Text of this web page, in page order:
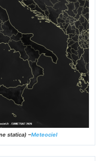
statica) –Meteociel